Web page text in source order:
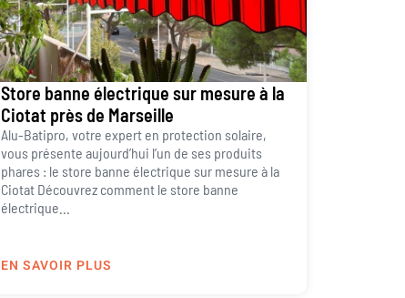
Store banne électrique sur mesure à la
Ciotat près de Marseille
Alu-Batipro, votre expert en protection solaire,
vous présente aujourd’hui l’un de ses produits
phares : le store banne électrique sur mesure à la
Ciotat Découvrez comment le store banne
électrique...
EN SAVOIR PLUS